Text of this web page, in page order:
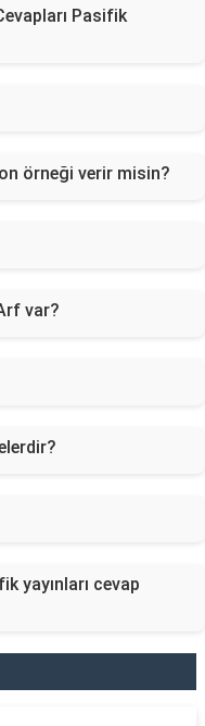
Pasifik
örneği verir misin?
var?
yayınları cevap